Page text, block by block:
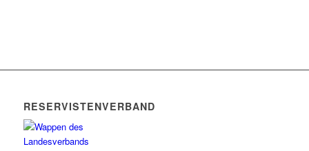
RESERVISTENVERBAND